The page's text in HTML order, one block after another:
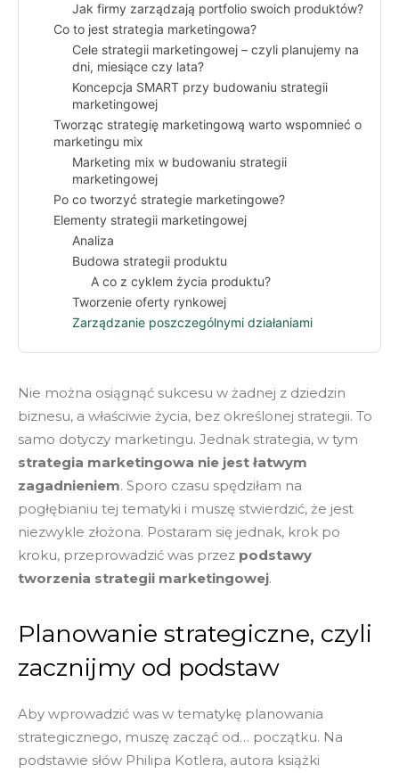
Jak firmy zarządzają portfolio swoich produktów?
Co to jest strategia marketingowa?
Cele strategii marketingowej – czyli planujemy na
dni, miesiące czy lata?
Koncepcja SMART przy budowaniu strategii
marketingowej
Tworząc strategię marketingową warto wspomnieć o
marketingu mix
Marketing mix w budowaniu strategii
marketingowej
Po co tworzyć strategie marketingowe?
Elementy strategii marketingowej
Analiza
Budowa strategii produktu
A co z cyklem życia produktu?
Tworzenie oferty rynkowej
Zarządzanie poszczególnymi działaniami
Nie można osiągnąć sukcesu w żadnej z dziedzin
biznesu, a właściwie życia, bez określonej strategii. To
samo dotyczy marketingu. Jednak strategia, w tym
strategia marketingowa nie jest łatwym
zagadnieniem. Sporo czasu spędziłam na
pogłębianiu tej tematyki i muszę stwierdzić, że jest
niezwykle złożona. Postaram się jednak, krok po
kroku, przeprowadzić was przez podstawy
tworzenia strategii marketingowej.
Planowanie strategiczne, czyli
zacznijmy od podstaw
Aby wprowadzić was w tematykę planowania
strategicznego, muszę zacząć od… początku. Na
podstawie słów Philipa Kotlera, autora książki